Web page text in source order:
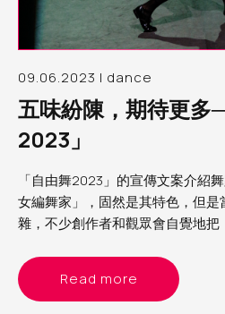
09.06.2023 | dance
五味紛陳，期待更多
2023」
「自由舞2023」的宣傳文案介紹
女編舞家」，固然是其特色，但
雜，不少創作者和觀眾會自覺地
（intertextuality）理論框架的立
「文化個人」的眾多面向之一，重
Read more